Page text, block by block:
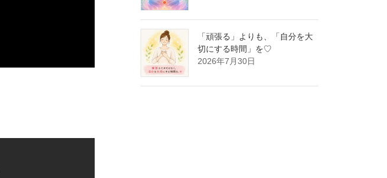
「頑張る」よりも、「自分を大
切にする時間」を♡
2026年7月30日